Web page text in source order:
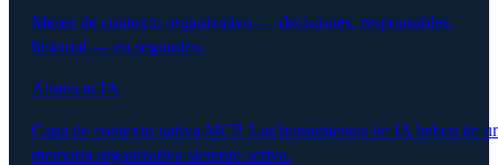
Meses de contexto organizativo — decisiones, responsables,
historial — en segundos.
Alinea tu IA
Capa de contexto nativa MCP. Las herramientas de IA beben de
memoria organizativa siempre activa.